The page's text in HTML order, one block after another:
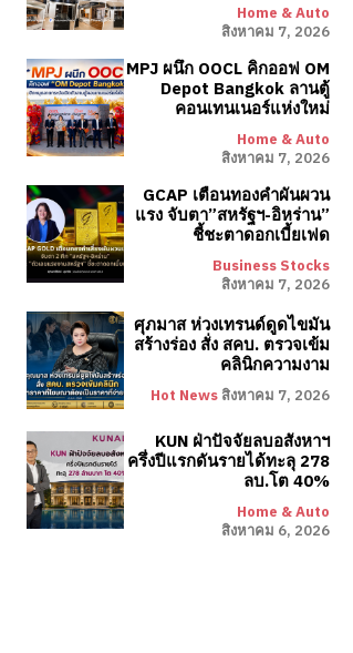
Home & Auto
สิงหาคม 7, 2026
MPJ ผนึก OOCL คิกออฟ OM
Depot Bangkok ลานตู้
คอนเทนเนอร์แห่งใหม่
Home & Auto
สิงหาคม 7, 2026
GCAP เตือนทองคำผันผวน
แรง จับตา”สหรัฐฯ-อิหร่าน”
ชี้ชะตาดอกเบี้ยเฟด
Business Stocks
สิงหาคม 7, 2026
ศุภมาส ห่วงเทรนด์ดูดไขมัน
สร้างร่อง สั่ง สคบ. ตรวจเข้ม
คลินิกความงาม
Hot News สิงหาคม 7, 2026
KUN ฝ่าปัจจัยลบอสังหาฯ
ครึ่งปีแรกดันรายได้ทะลุ 278
ลบ.โต 40%
Home & Auto
สิงหาคม 6, 2026